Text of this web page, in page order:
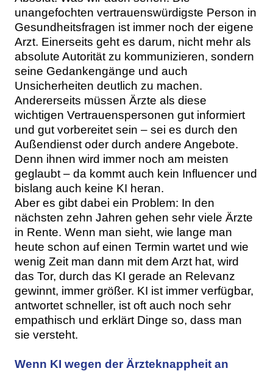
unangefochten vertrauenswürdigste Person in
Gesundheitsfragen ist immer noch der eigene
Arzt. Einerseits geht es darum, nicht mehr als
absolute Autorität zu kommunizieren, sondern
seine Gedankengänge und auch
Unsicherheiten deutlich zu machen.
Andererseits müssen Ärzte als diese
wichtigen Vertrauenspersonen gut informiert
und gut vorbereitet sein – sei es durch den
Außendienst oder durch andere Angebote.
Denn ihnen wird immer noch am meisten
geglaubt – da kommt auch kein Influencer und
bislang auch keine KI heran.
Aber es gibt dabei ein Problem: In den
nächsten zehn Jahren gehen sehr viele Ärzte
in Rente. Wenn man sieht, wie lange man
heute schon auf einen Termin wartet und wie
wenig Zeit man dann mit dem Arzt hat, wird
das Tor, durch das KI gerade an Relevanz
gewinnt, immer größer. KI ist immer verfügbar,
antwortet schneller, ist oft auch noch sehr
empathisch und erklärt Dinge so, dass man
sie versteht.
Wenn KI wegen der Ärzteknappheit an